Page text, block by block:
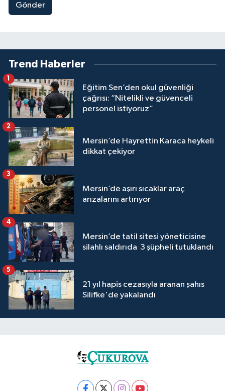
Gönder
Trend Haberler
Eğitim Sen’den okul güvenliği
çağrısı: “Nitelikli ve güvenceli
personel istiyoruz”
1
Mersin’de Hayrettin Karaca heykeli
dikkat çekiyor
2
Mersin’de aşırı sıcaklar araç
arızalarını artırıyor
3
Mersin’de tatil sitesi yöneticisine
silahlı saldırıda 3 şüpheli tutuklandı
4
21 yıl hapis cezasıyla aranan şahıs
Silifke'de yakalandı
5